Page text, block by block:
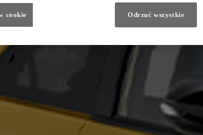
cookie Odrzuć wszystkie